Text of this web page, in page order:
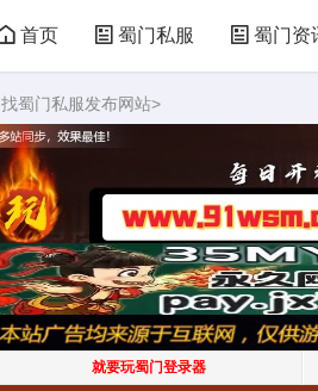
首页 蜀门私服 蜀门资
找蜀门私服发布网站>